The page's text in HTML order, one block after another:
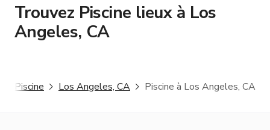
Trouvez Piscine lieux à Los
Angeles, CA
Piscine Los Angeles, CA Piscine à Los Angeles, CA